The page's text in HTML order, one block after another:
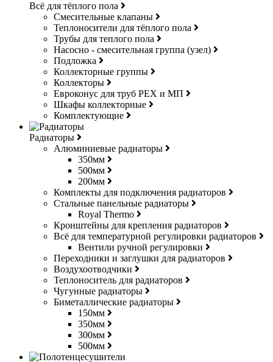
Всё для тёплого пола
Смесительные клапаны
Теплоносители для тёплого пола
Трубы для теплого пола
Насосно - смесительная группа (узел)
Подложка
Коллекторные группы
Коллекторы
Евроконус для труб РЕХ и МП
Шкафы коллекторные
Комплектующие
Радиаторы
Алюминиевые радиаторы
350мм
500мм
200мм
Комплекты для подключения радиаторов
Стальные панельные радиаторы
Royal Thermo
Кронштейны для крепления радиаторов
Всё для температурной регулировки радиаторов
Вентили ручной регулировки
Переходники и заглушки для радиаторов
Воздухоотводчики
Теплоноситель для радиаторов
Чугунные радиаторы
Биметаллические радиаторы
150мм
350мм
300мм
500мм